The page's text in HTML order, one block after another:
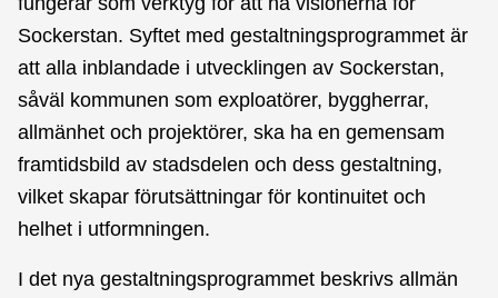
Sockerstan. Syftet med gestaltningsprogrammet är
att alla inblandade i utvecklingen av Sockerstan,
såväl kommunen som exploatörer, byggherrar,
allmänhet och projektörer, ska ha en gemensam
framtidsbild av stadsdelen och dess gestaltning,
vilket skapar förutsättningar för kontinuitet och
helhet i utformningen.
I det nya gestaltningsprogrammet beskrivs allmän